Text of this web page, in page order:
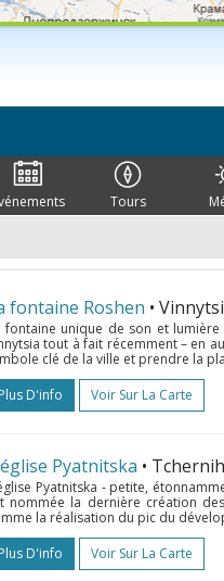
Tours
fontaine Roshen •
fontaine unique de son et
tout à fait récemment – en
clé de la ville et prendre la
Plus D'info
Voir Sur La Carte
Pyatnitska •
Pyatnitska - petite,
nommée la dernière création
la réalisation du pic du
Plus D'info
Voir Sur La Carte